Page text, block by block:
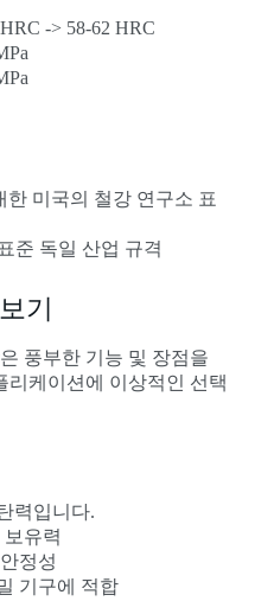
-> 58-62 HRC
한 미국의 철강 연구소 표
준 독일 산업 규격
기
풍부한 기능 및 장점을
리케이션에 이상적인 선택
력입니다.
유력
정성
기구에 적합